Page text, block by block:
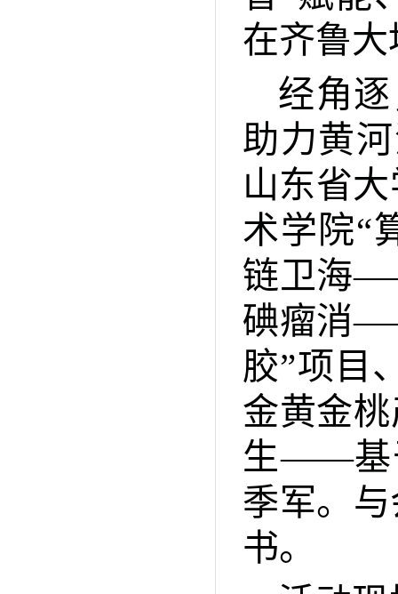
在齐鲁
经角
助力黄
山东省
术学院“
链卫海
碘瘤消
胶”项目
金黄金
生——基
季军。
书。